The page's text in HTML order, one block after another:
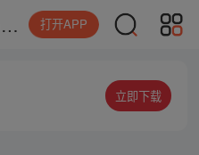
电影异人之下友情演员表介绍 打开APP
立即下载